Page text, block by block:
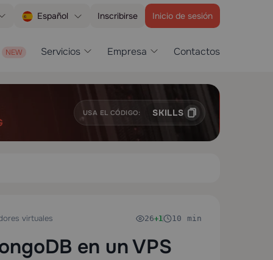
Español Inscribirse Inicio de sesión
Servicios Empresa Contactos
USA EL CÓDIGO: SKILLS
virtuales 26+1 10 min
en un VPS